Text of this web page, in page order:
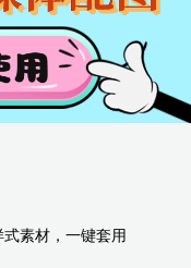
素材，一键套用